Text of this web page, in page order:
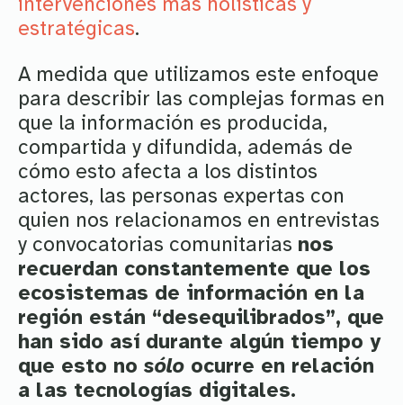
estratégicas.
A medida que utilizamos este enfoque
para describir las complejas formas en
que la información es producida,
compartida y difundida, además de
cómo esto afecta a los distintos
actores, las personas expertas con
quien nos relacionamos en entrevistas
y convocatorias comunitarias nos
recuerdan constantemente que los
ecosistemas de información en la
región están “desequilibrados”, que
han sido así durante algún tiempo y
que esto no sólo ocurre en relación
a las tecnologías digitales.